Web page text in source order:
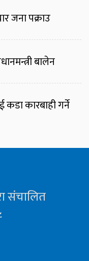
जना पक्राउ
बालेन
कारबाही गर्ने
संचालित